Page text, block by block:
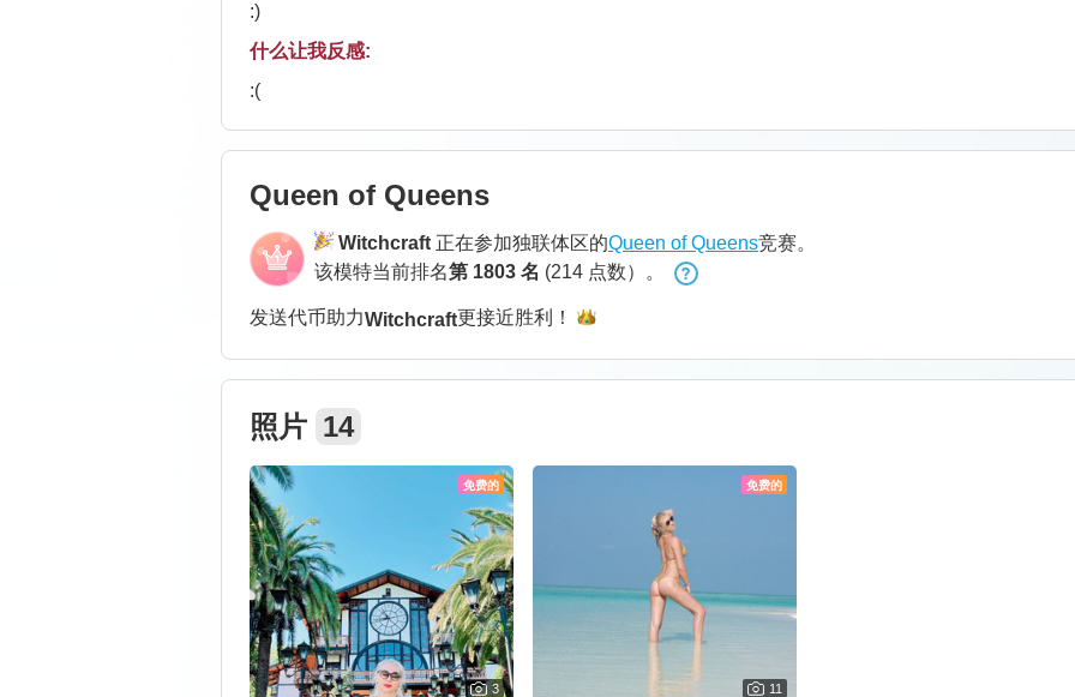
:)
什么让我反感:
:(
Queen of Queens
Witchcraft 正在参加独联体区的Queen of Queens竞赛。
该模特当前排名第 1803 名 (214 点数）。
发送代币助力Witchcraft更接近胜利！
照片 14
免费的
3
免费的
11